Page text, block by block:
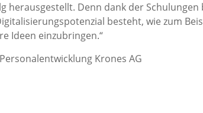
herausgestellt. Denn dank der
besteht, wie zum
Ideen einzubringen.“
Krones AG